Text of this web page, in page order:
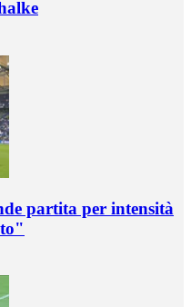
partita per intensità